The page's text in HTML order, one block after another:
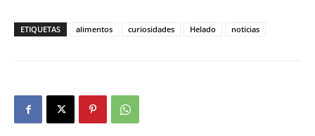
ETIQUETAS alimentos curiosidades Helado noticias